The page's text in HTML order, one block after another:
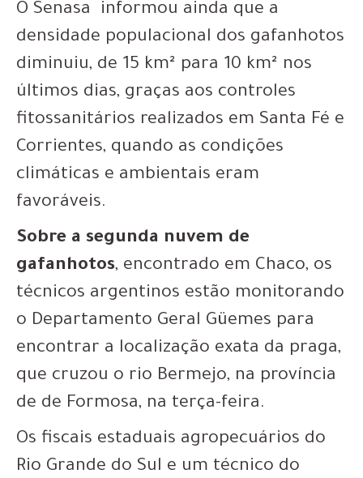
O Senasa informou ainda que a
densidade populacional dos gafanhotos
diminuiu, de 15 km² para 10 km² nos
últimos dias, graças aos controles
fitossanitários realizados em Santa Fé e
Corrientes, quando as condições
climáticas e ambientais eram
favoráveis.
Sobre a segunda nuvem de
gafanhotos, encontrado em Chaco, os
técnicos argentinos estão monitorando
o Departamento Geral Güemes para
encontrar a localização exata da praga,
que cruzou o rio Bermejo, na província
de de Formosa, na terça-feira.
Os fiscais estaduais agropecuários do
Rio Grande do Sul e um técnico do